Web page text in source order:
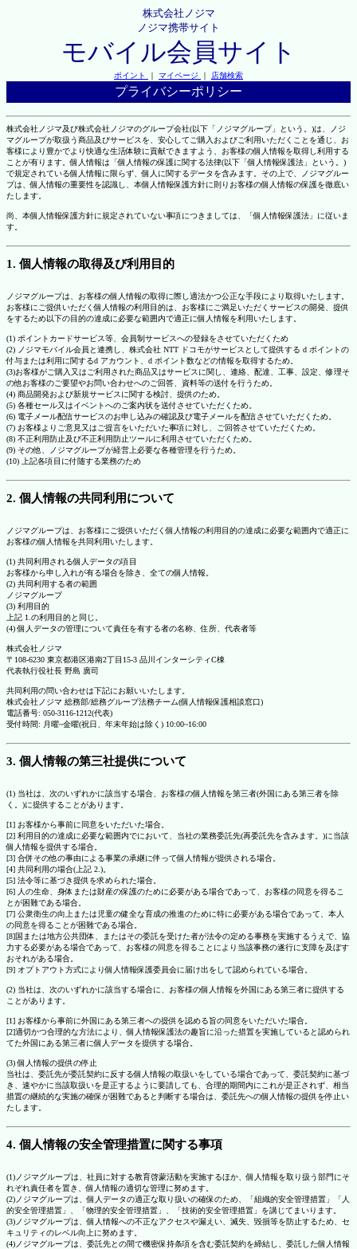
株式会社ノジマ
ノジマ携帯サイト
モバイル会員サイト
ポイント ｜ マイページ ｜ 店舗検索
プライバシーポリシー
株式会社ノジマ及び株式会社ノジマのグループ会社(以下「ノジマグループ」という。)は、ノジ
マグループが取扱う商品及びサービスを、安心してご購入およびご利用いただくことを通じ、お
客様により豊かでより快適な生活体験に貢献できますよう、お客様の個人情報を取得し利用する
ことが有ります。個人情報は「個人情報の保護に関する法律(以下「個人情報保護法」という。)
で規定されている個人情報に限らず、個人に関するデータを含みます。その上で、ノジマグルー
プは、個人情報の重要性を認識し、本個人情報保護方針に則りお客様の個人情報の保護を徹底い
たします。
尚、本個人情報保護方針に規定されていない事項につきましては、「個人情報保護法」に従いま
す。
1. 個人情報の取得及び利用目的
ノジマグループは、お客様の個人情報の取得に際し適法かつ公正な手段により取得いたします。
お客様にご提供いただく個人情報の利用目的は、お客様にご満足いただくサービスの開発、提供
をするため以下の目的の達成に必要な範囲内で適正に個人情報を利用いたします。
(1) ポイントカードサービス等、会員制サービスへの登録をさせていただくため
(2) ノジマモバイル会員と連携し、株式会社 NTT ドコモがサービスとして提供する d ポイントの
付与または利用に関するd アカウント、d ポイント数などの情報を取得するため。
(3)お客様がご購入又はご利用された商品又はサービスに関し、連絡、配達、工事、設定、修理そ
の他お客様のご要望やお問い合わせへのご回答、資料等の送付を行うため。
(4) 商品開発および新規サービスに関する検討、提供のため。
(5) 各種セール又はイベントへのご案内状を送付させていただくため。
(6) 電子メール配信サービスのお申し込みの確認及び電子メールを配信させていただくため。
(7) お客様よりご意見又はご提言をいただいた事項に対し、ご回答させていただくため。
(8) 不正利用防止及び不正利用防止ツールに利用させていただくため。
(9) その他、ノジマグループが経営上必要な各種管理を行うため。
(10) 上記各項目に付随する業務のため
2. 個人情報の共同利用について
ノジマグループは、お客様にご提供いただく個人情報の利用目的の達成に必要な範囲内で適正に
お客様の個人情報を共同利用いたします。
(1) 共同利用される個人データの項目
お客様から申し入れが有る場合を除き、全ての個人情報。
(2) 共同利用する者の範囲
ノジマグループ
(3) 利用目的
上記 1.の利用目的と同じ。
(4) 個人データの管理について責任を有する者の名称、住所、代表者等
株式会社ノジマ
〒108-6230 東京都港区港南2丁目15-3 品川インターシティC棟
代表執行役社長 野島 廣司
共同利用の問い合わせは下記にお願いいたします。
株式会社ノジマ 総務部/総務グループ法務チーム(個人情報保護相談窓口)
電話番号: 050-3116-1212(代表)
受付時間: 月曜~金曜(祝日、年末年始は除く) 10:00~16:00
3. 個人情報の第三社提供について
(1) 当社は、次のいずれかに該当する場合、お客様の個人情報を第三者(外国にある第三者を除
く。)に提供することがあります。
[1] お客様から事前に同意をいただいた場合。
[2] 利用目的の達成に必要な範囲内でにおいて、当社の業務委託先(再委託先を含みます。)に当該
個人情報を提供する場合。
[3] 合併その他の事由による事業の承継に伴って個人情報が提供される場合。
[4] 共同利用の場合(上記 2.)。
[5] 法令等に基づき提供を求められた場合。
[6] 人の生命、身体または財産の保護のために必要がある場合であって、お客様の同意を得るこ
とが困難である場合。
[7] 公衆衛生の向上または児童の健全な育成の推進のために特に必要がある場合であって、本人
の同意を得ることが困難である場合。
[8]国または地方公共団体、またはその委託を受けた者が法令の定める事務を実施するうえで、協
力する必要がある場合であって、お客様の同意を得ることにより当該事務の遂行に支障を及ぼす
おそれがある場合。
[9] オプトアウト方式により個人情報保護委員会に届け出をして認められている場合。
(2) 当社は、次のいずれかに該当する場合に、お客様の個人情報を外国にある第三者に提供する
ことがあります。
[1] お客様から事前に外国にある第三者への提供を認める旨の同意をいただいた場合。
[2]適切かつ合理的な方法により、個人情報保護法の趣旨に沿った措置を実施していると認められ
てた外国にある第三者に個人データを提供する場合。
(3) 個人情報の提供の停止
当社は、委託先が委託契約に反する個人情報の取扱いをしている場合であって、委託契約に基づ
き、速やかに当該取扱いを是正するように要請しても、合理的期間内にこれが是正されず、相当
措置の継続的な実施の確保が困難であると判断する場合は、委託先への個人情報の提供を停止い
たします。
4. 個人情報の安全管理措置に関する事項
(1)ノジマグループは、社員に対する教育啓蒙活動を実施するほか、個人情報を取り扱う部門にそ
れぞれ責任者を置き、個人情報の適切な管理に努めます。
(2)ノジマグループは、個人データの適正な取り扱いの確保のため、「組織的安全管理措置」「人
的安全管理措置」、「物理的安全管理措置」、「技術的安全管理措置」を講じてまいります。
(3)ノジマグループは、個人情報への不正なアクセスや漏えい、滅失、毀損等を防止するため、セ
キュリティのレベル向上に努めます。
(4)ノジマグループは、委託先との間で機密保持条項を含む委託契約を締結し、委託した個人情報